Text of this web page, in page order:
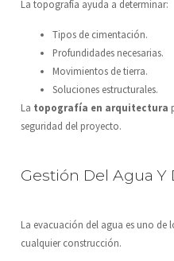
La topografía ayuda a determinar:
Tipos de cimentación.
Profundidades necesarias.
Movimientos de tierra.
Soluciones estructurales.
La topografía en arquitectura
seguridad del proyecto.
Gestión Del Agua Y
La evacuación del agua es uno de
cualquier construcción.